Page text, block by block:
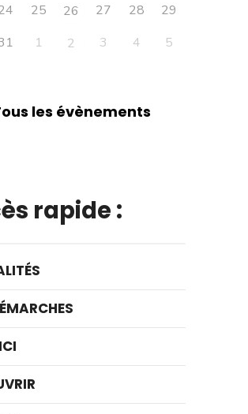
25 26 27 28
29
1 2 3 4 5
les évènements
rapide :